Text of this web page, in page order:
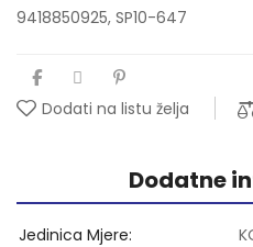
9418850925, SP10-647
Dodati na listu želja
Dodatne
Jedinica Mjere